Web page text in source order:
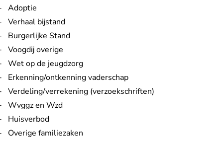
Adoptie
Verhaal bijstand
Burgerlijke Stand
Voogdij overige
Wet op de jeugdzorg
Erkenning/ontkenning vaderschap
Verdeling/verrekening (verzoekschriften)
Wvggz en Wzd
Huisverbod
Overige familiezaken